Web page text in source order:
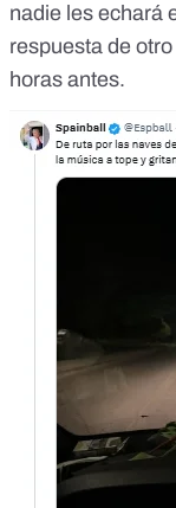
nadie les echará
respuesta de
horas antes.